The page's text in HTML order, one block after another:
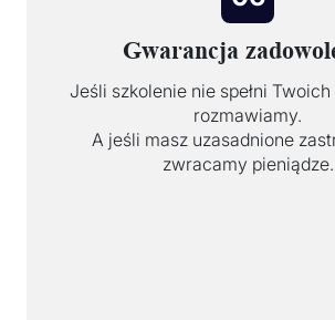
Gwarancja
Jeśli szkolenie nie spełni
rozmawiamy.
A jeśli masz uzasadnione
zwracamy pieniądze.